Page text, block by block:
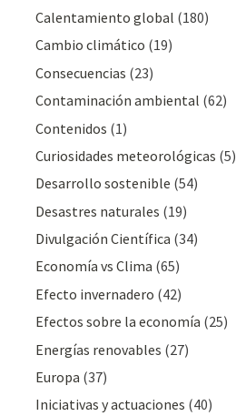
Calentamiento global (180)
Cambio climático (19)
Consecuencias (23)
Contaminación ambiental (62)
Contenidos (1)
Curiosidades meteorológicas (5)
Desarrollo sostenible (54)
Desastres naturales (19)
Divulgación Cientí­fica (34)
Economía vs Clima (65)
Efecto invernadero (42)
Efectos sobre la economía (25)
Energías renovables (27)
Europa (37)
Iniciativas y actuaciones (40)